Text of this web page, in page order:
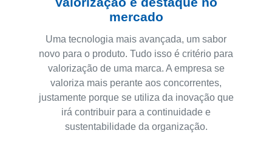
mercado
Uma tecnologia mais avançada, um sabor
novo para o produto. Tudo isso é critério para
valorização de uma marca. A empresa se
valoriza mais perante aos concorrentes,
justamente porque se utiliza da inovação que
irá contribuir para a continuidade e
sustentabilidade da organização.